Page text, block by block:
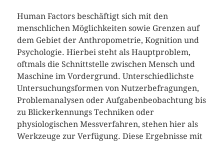
Human Factors beschäftigt sich mit den
menschlichen Möglichkeiten sowie Grenzen auf
dem Gebiet der Anthropometrie, Kognition und
Psychologie. Hierbei steht als Hauptproblem,
oftmals die Schnittstelle zwischen Mensch und
Maschine im Vordergrund. Unterschiedlichste
Untersuchungsformen von Nutzerbefragungen,
Problemanalysen oder Aufgabenbeobachtung bis
zu Blickerkennungs Techniken oder
physiologischen Messverfahren, stehen hier als
Werkzeuge zur Verfügung. Diese Ergebnisse mit